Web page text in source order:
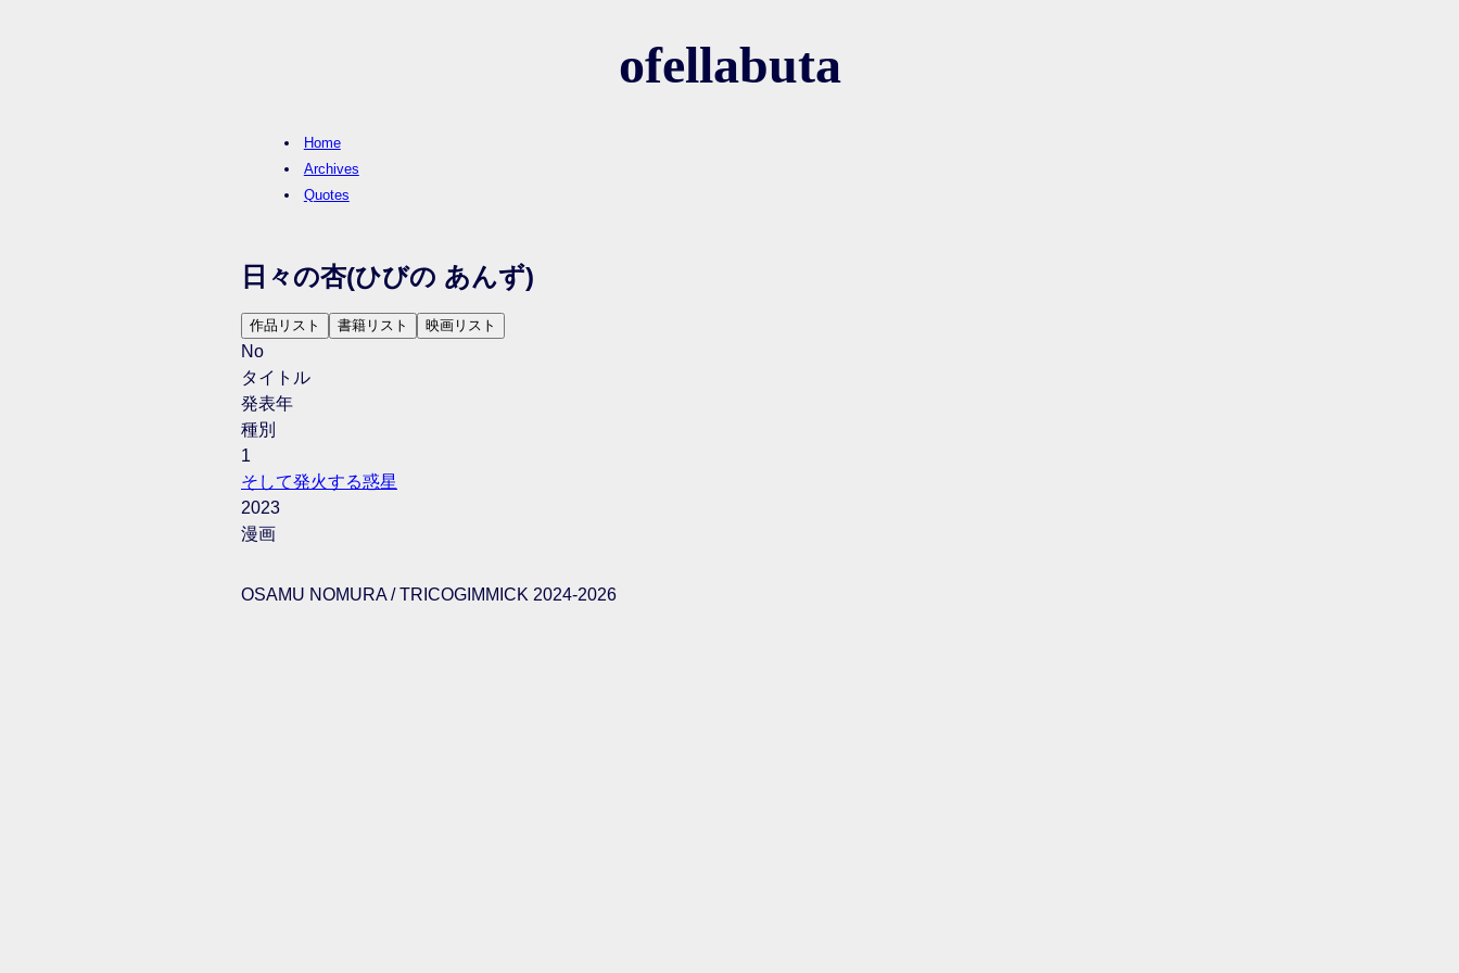
ofellabuta
Home
Archives
Quotes
日々の杏(ひびの あんず)
作品リスト 書籍リスト 映画リスト
No
タイトル
発表年
種別
1
そして発火する惑星
2023
漫画
OSAMU NOMURA / TRICOGIMMICK 2024-2026